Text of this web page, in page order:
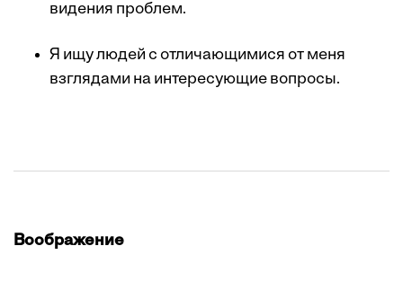
видения проблем.
Я ищу людей с отличающимися от меня
взглядами на интересующие вопросы.
Воображение